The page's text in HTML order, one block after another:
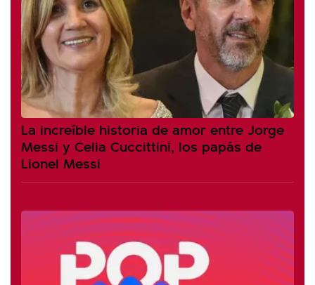
La increíble historia de amor entre Jorge
Messi y Celia Cuccittini, los papás de
Lionel Messi